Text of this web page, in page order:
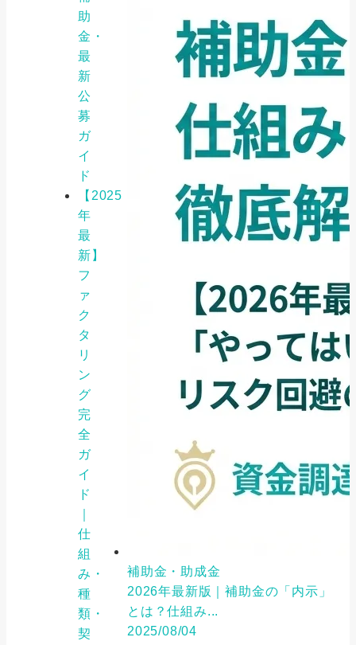
助
金・
最
新
公
募
ガ
イ
ド
【2025
年
最
新】
フ
ァ
ク
タ
リ
ン
グ
完
全
ガ
イ
ド
仕
組
み・
種
類・
契
補助金・助成金
2026年最新版｜補助金の「内示」
とは？仕組み...
2025/08/04